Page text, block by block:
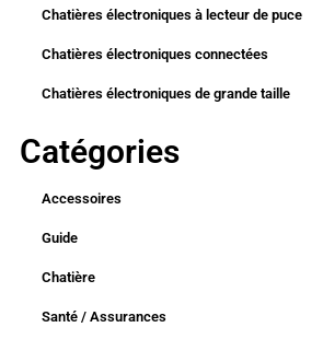
Chatières électroniques à lecteur de puce
Chatières électroniques connectées
Chatières électroniques de grande taille
Catégories
Accessoires
Guide
Chatière
Santé / Assurances